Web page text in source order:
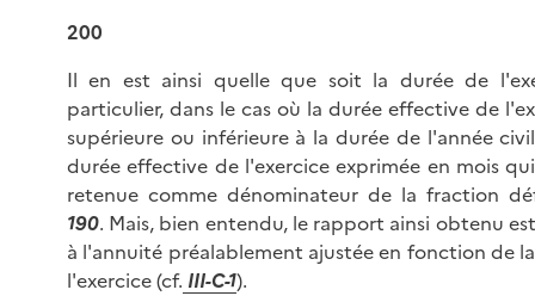
200
Il en est ainsi quelle que soit la durée de
particulier, dans le cas où la durée effective de
supérieure ou inférieure à la durée de l'année
durée effective de l'exercice exprimée en mois
retenue comme dénominateur de la fraction
190. Mais, bien entendu, le rapport ainsi obtenu
à l'annuité préalablement ajustée en fonction de
l'exercice (cf. III-C-1).